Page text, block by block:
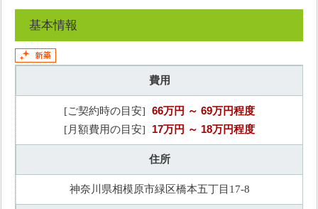
基本情報
費用
[ご契約時の目安] 66万円 ～ 69万円程度
[月額費用の目安] 17万円 ～ 18万円程度
住所
神奈川県相模原市緑区橋本五丁目17-8